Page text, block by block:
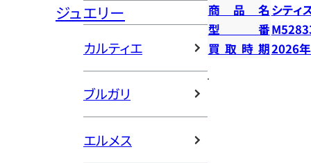
ジュエリー
カルティエ
ブルガリ
エルメス
商品名 シティ
型番
買取時期2026